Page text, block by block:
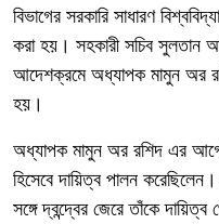
বিভাগের সরকারি সাধারণ
করা হয়। সহকারী সচিব সুলতান
আদেশক্রমে অধ্যাপক মামুন অর
হয়।
অধ্যাপক মামুন অর রশিদ এর আগে
হিসেবে দায়িত্ব পালন
সঙ্গে দ্বন্দ্বের জেরে তাঁকে